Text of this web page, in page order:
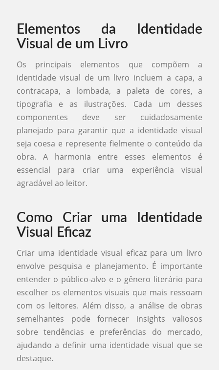
Elementos da Identidade
Visual de um Livro
Os principais elementos que compõem a
identidade visual de um livro incluem a capa, a
contracapa, a lombada, a paleta de cores, a
tipografia e as ilustrações. Cada um desses
componentes deve ser cuidadosamente
planejado para garantir que a identidade visual
seja coesa e represente fielmente o conteúdo da
obra. A harmonia entre esses elementos é
essencial para criar uma experiência visual
agradável ao leitor.
Como Criar uma Identidade
Visual Eficaz
Criar uma identidade visual eficaz para um livro
envolve pesquisa e planejamento. É importante
entender o público-alvo e o gênero literário para
escolher os elementos visuais que mais ressoam
com os leitores. Além disso, a análise de obras
semelhantes pode fornecer insights valiosos
sobre tendências e preferências do mercado,
ajudando a definir uma identidade visual que se
destaque.